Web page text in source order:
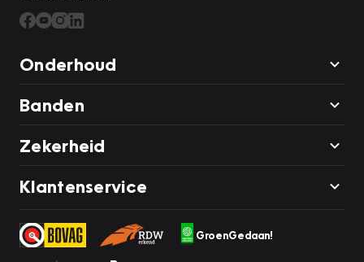
Onderhoud
Banden
Zekerheid
Klantenservice
GroenGedaan!